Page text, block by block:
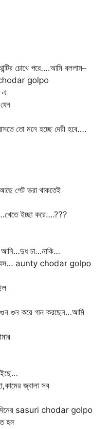
চোখে পরে….আমি বললাম–
chodar golpo
এ
তো মনে হচ্ছে দেরী হবে….
পেট ভরা থাকতেই
ইচ্ছা করে….???
আনি…দুধ চা…নাকি…
বস… aunty chodar golpo
গুন করে গান করছেন…আমি
জ্বালা সব
দিনের sasuri chodar golpo
হল